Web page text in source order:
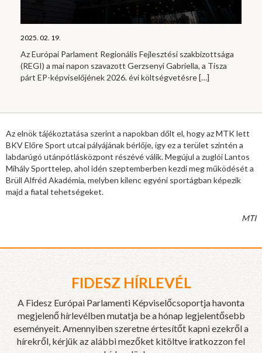
2025. 02. 19.
Az Európai Parlament Regionális Fejlesztési szakbizottsága
(REGI) a mai napon szavazott Gerzsenyi Gabriella, a Tisza
párt EP-képviselőjének 2026. évi költségvetésre[…]
Az elnök tájékoztatása szerint a napokban dőlt el, hogy az MTK lett
BKV Előre Sport utcai pályájának bérlője, így ez a terület szintén a
labdarúgó utánpótlásközpont részévé válik. Megújul a zuglói Lantos
Mihály Sporttelep, ahol idén szeptemberben kezdi meg működését a
Brüll Alfréd Akadémia, melyben kilenc egyéni sportágban képezik
majd a fiatal tehetségeket.
MTI
FIDESZ HÍRLEVÉL
A Fidesz Európai Parlamenti Képviselőcsoportja havonta
megjelenő hírlevélben mutatja be a hónap legjelentősebb
eseményeit. Amennyiben szeretne értesítőt kapni ezekről a
hírekről, kérjük az alábbi mezőket kitöltve iratkozzon fel